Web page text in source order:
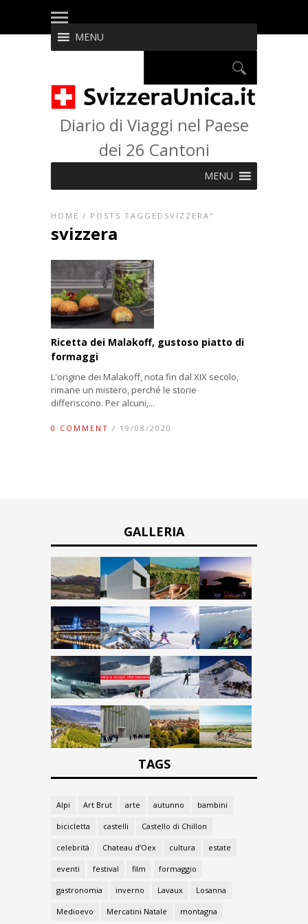
MENU
Diario di Viaggi nel Paese
dei 26 Cantoni
MENU
HOME / POSTS TAGGEDSVIZZERA"
svizzera
Ricetta dei Malakoff, gustoso piatto di
formaggi
L'origine dei Malakoff, nota fin dal XIX secolo,
rimane un mistero, perché le storie
differiscono. Per alcuni,...
0 COMMENT / 19/08/2020
GALLERIA
TAGS
Alpi Art Brut arte autunno bambini
bicicletta castelli Castello di Chillon
celebrità Chateau d’Oex cultura estate
eventi festival film formaggio
gastronomia inverno Lavaux Losanna
Medioevo Mercatini Natale montagna